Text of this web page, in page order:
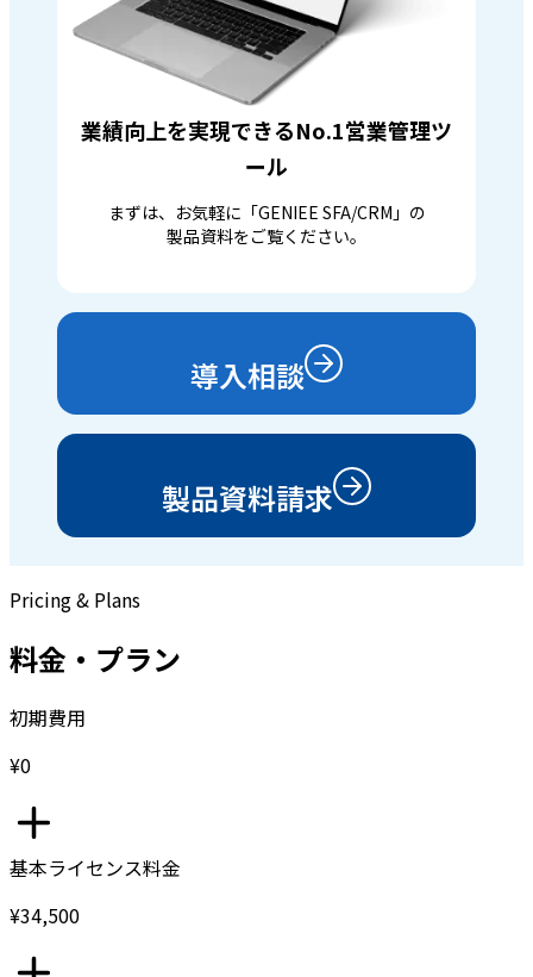
業績向上を実現できるNo.1営業管理ツ
ール
まずは、お気軽に「GENIEE SFA/CRM」の
製品資料をご覧ください。
導入相談
製品資料請求
Pricing & Plans
料金・プラン
初期費用
¥0
基本ライセンス料金
¥34,500